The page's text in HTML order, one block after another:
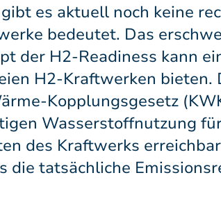
es aktuell noch keine
bedeutet. Das
der H2-Readiness kann
H2-Kraftwerken
Kopplungsgesetz
Wasserstoffnutzung
des Kraftwerks
die tatsächliche